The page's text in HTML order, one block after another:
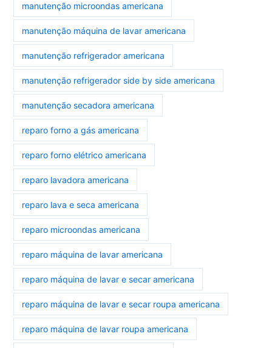
manutenção microondas americana
manutenção máquina de lavar americana
manutenção refrigerador americana
manutenção refrigerador side by side americana
manutenção secadora americana
reparo forno a gás americana
reparo forno elétrico americana
reparo lavadora americana
reparo lava e seca americana
reparo microondas americana
reparo máquina de lavar americana
reparo máquina de lavar e secar americana
reparo máquina de lavar e secar roupa americana
reparo máquina de lavar roupa americana